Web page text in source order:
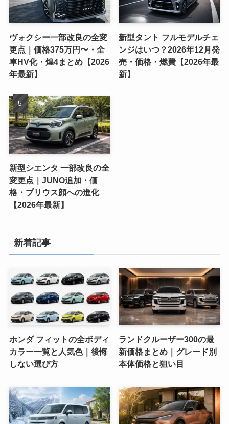
ヴォクシー一部改良の全変
更点｜価格375万円〜・全
車HV化・煌4まとめ【2026
年最新】
新型タント フルモデルチェ
ンジはいつ？2026年12月発
売・価格・燃費【2026年最
新】
新型シエンタ 一部改良の全
変更点｜JUNO追加・価
格・プリウス顔への進化
【2026年最新】
新着記事
ホンダ フィットの全ボディ
カラー一覧と人気色｜後悔
しない選び方
ランドクルーザー300の最
新価格まとめ｜グレード別
本体価格と狙い目